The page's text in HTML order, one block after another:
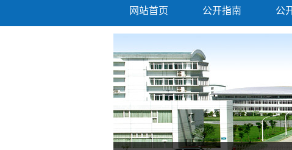
网站首页 公开指南 公